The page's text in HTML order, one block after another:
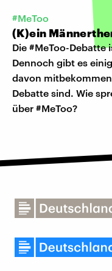
#MeToo
(K)ein
Die #MeToo-Debatte
Dennoch gibt es
davon
Debatte sind. Wie
über #MeToo?